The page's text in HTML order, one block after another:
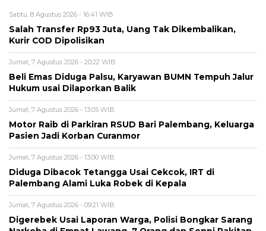
Sabtu, 8 Agustus 2026 - 16:41 WIB
Salah Transfer Rp93 Juta, Uang Tak Dikembalikan,
Kurir COD Dipolisikan
Jumat, 7 Agustus 2026 - 20:22 WIB
Beli Emas Diduga Palsu, Karyawan BUMN Tempuh Jalur
Hukum usai Dilaporkan Balik
Jumat, 7 Agustus 2026 - 13:05 WIB
Motor Raib di Parkiran RSUD Bari Palembang, Keluarga
Pasien Jadi Korban Curanmor
Jumat, 7 Agustus 2026 - 13:00 WIB
Diduga Dibacok Tetangga Usai Cekcok, IRT di
Palembang Alami Luka Robek di Kepala
Jumat, 7 Agustus 2026 - 09:21 WIB
Digerebek Usai Laporan Warga, Polisi Bongkar Sarang